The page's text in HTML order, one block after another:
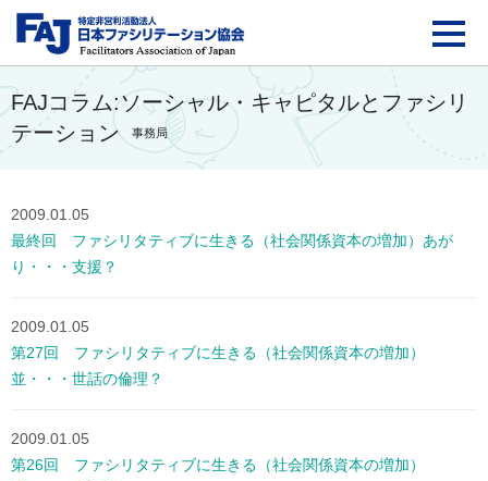
FAJ：特定非営利活動
FAJコラム:ソーシャル・キャピタルとファシリ
テーション
事務局
2009.01.05
最終回 ファシリタティブに生きる（社会関係資本の増加）あが
り・・・支援？
2009.01.05
第27回 ファシリタティブに生きる（社会関係資本の増加）
並・・・世話の倫理？
2009.01.05
第26回 ファシリタティブに生きる（社会関係資本の増加）